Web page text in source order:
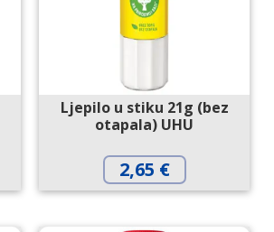
Ljepilo u stiku 21g (bez
otapala) UHU
2,65 €